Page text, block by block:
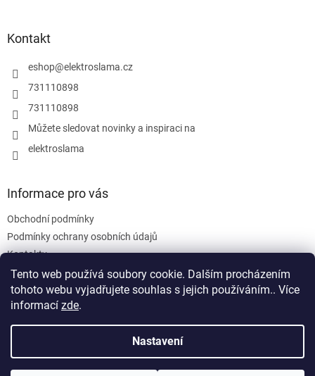
Tento web používá soubory cookie. Dalším procházením
tohoto webu vyjadřujete souhlas s jejich používáním.. Více
informací zde.
Nastavení
Kontakt
eshop@elektroslama.cz
731110898
731110898
Můžete sledovat novinky a inspiraci na
elektroslama
Informace pro vás
Obchodní podmínky
Podmínky ochrany osobních údajů
Kontakty
Vytvořil Shoptet